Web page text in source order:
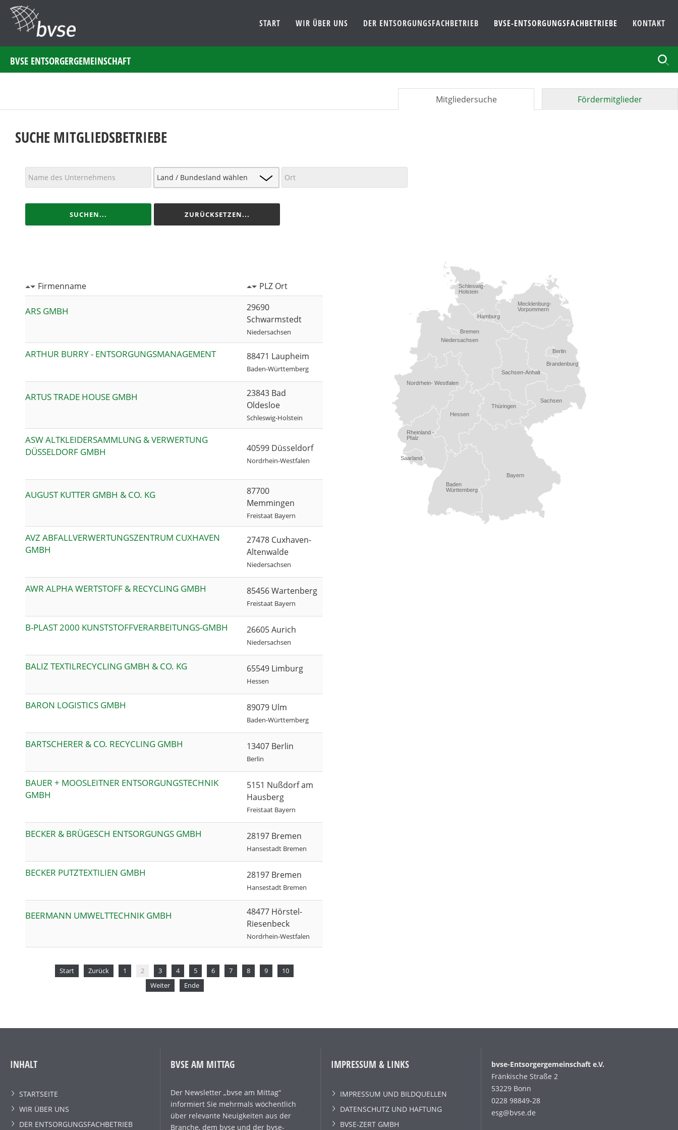
START WIR ÜBER UNS DER ENTSORGUNGSFACHBETRIEB BVSE-ENTSORGUNGSFACHBETRIEBE KONTAKT
BVSE ENTSORGERGEMEINSCHAFT
Mitgliedersuche Fördermitglieder
SUCHE MITGLIEDSBETRIEBE
SUCHEN... ZURÜCKSETZEN...
Firmenname PLZ Ort
ARS GMBH
29690
Schwarmstedt
Niedersachsen
ARTHUR BURRY - ENTSORGUNGSMANAGEMENT 88471 Laupheim
Baden-Württemberg
ARTUS TRADE HOUSE GMBH
23843 Bad
Oldesloe
Schleswig-Holstein
ASW ALTKLEIDERSAMMLUNG & VERWERTUNG
DÜSSELDORF GMBH
40599 Düsseldorf
Nordrhein-Westfalen
AUGUST KUTTER GMBH & CO. KG
87700
Memmingen
Freistaat Bayern
AVZ ABFALLVERWERTUNGSZENTRUM CUXHAVEN
GMBH
27478 Cuxhaven-
Altenwalde
Niedersachsen
AWR ALPHA WERTSTOFF & RECYCLING GMBH 85456 Wartenberg
Freistaat Bayern
B-PLAST 2000 KUNSTSTOFFVERARBEITUNGS-GMBH 26605 Aurich
Niedersachsen
BALIZ TEXTILRECYCLING GMBH & CO. KG 65549 Limburg
Hessen
BARON LOGISTICS GMBH 89079 Ulm
Baden-Württemberg
BARTSCHERER & CO. RECYCLING GMBH 13407 Berlin
Berlin
BAUER + MOOSLEITNER ENTSORGUNGSTECHNIK
GMBH
5151 Nußdorf am
Hausberg
Freistaat Bayern
BECKER & BRÜGESCH ENTSORGUNGS GMBH 28197 Bremen
Hansestadt Bremen
BECKER PUTZTEXTILIEN GMBH 28197 Bremen
Hansestadt Bremen
BEERMANN UMWELTTECHNIK GMBH
48477 Hörstel-
Riesenbeck
Nordrhein-Westfalen
Start Zurück 1 2 3 4 5 6 7 8 9
10
Weiter
Ende
Baden
Württemberg
Bayern
Brandenburg
Hessen
Mecklenburg-
Vorpommern
Niedersachsen
Nordrhein- Westfalen
Rheinland -
Pfalz
Sachsen
Sachsen-Anhalt
Schleswig-
Holstein
Thüringen
Berlin
Bremen
Hamburg
Saarland
INHALT
STARTSEITE
WIR ÜBER UNS
DER ENTSORGUNGSFACHBETRIEB
BVSE AM MITTAG
Der Newsletter „bvse am Mittag“
informiert Sie mehrmals wöchentlich
über relevante Neuigkeiten aus der
Branche, dem bvse und der bvse-
IMPRESSUM & LINKS
IMPRESSUM UND BILDQUELLEN
DATENSCHUTZ UND HAFTUNG
BVSE-ZERT GMBH
bvse-Entsorgergemeinschaft e.V.
Fränkische Straße 2
53229 Bonn
0228 98849-28
esg@bvse.de